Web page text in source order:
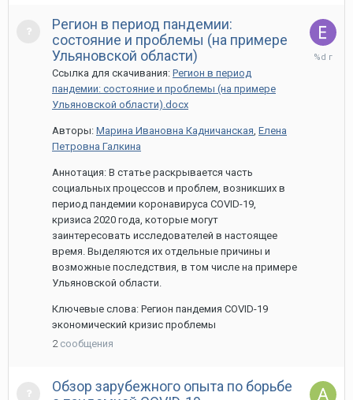
Регион в период пандемии:
состояние и проблемы (на примере
Ульяновской области)
Ссылка для скачивания: Регион в период
пандемии: состояние и проблемы (на примере
Ульяновской области).docx
Авторы: Марина Ивановна Кадничанская, Елена
Петровна Галкина
Аннотация: В статье раскрывается часть
социальных процессов и проблем, возникших в
период пандемии коронавируса COVID-19,
кризиса 2020 года, которые могут
заинтересовать исследователей в настоящее
время. Выделяются их отдельные причины и
возможные последствия, в том числе на примере
Ульяновской области.
Ключевые слова: Регион пандемия COVID-19
экономический кризис проблемы
2 сообщения
31
Обзор зарубежного опыта по борьбе